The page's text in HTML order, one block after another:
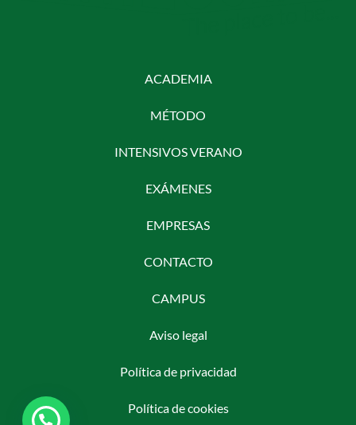
ACADEMIA
MÉTODO
INTENSIVOS VERANO
EXÁMENES
EMPRESAS
CONTACTO
CAMPUS
Aviso legal
Política de privacidad
Política de cookies